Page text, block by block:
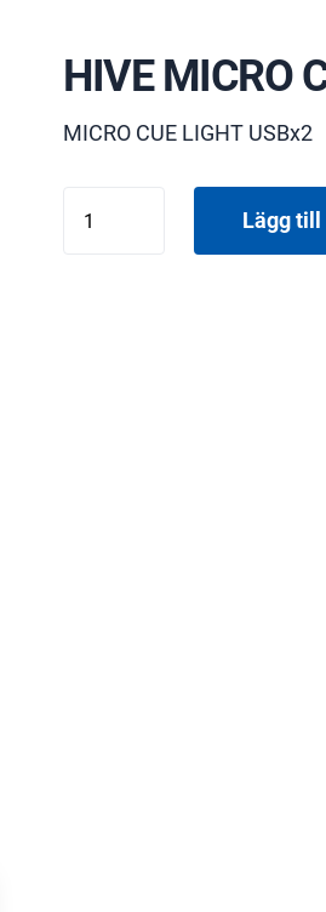
HIVE MICRO
MICRO CUE LIGHT USBx2
MICRO
Lägg